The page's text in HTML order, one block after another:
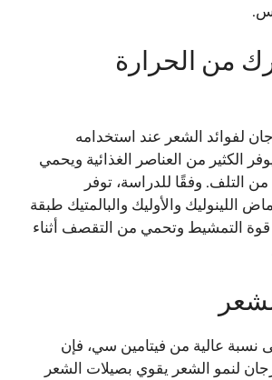
من الحرارة
لفوائد الشعر عند استخدامه
الكثير من العناصر الغذائية ويحمي
التلف. وفقًا للدراسة، توفر
اللينوليك والأوليك والبالمتيك طبقة
قوة التمشيط وتحمي من التقصف أثناء
نسبة عالية من فيتامين سي، فإن
لنمو الشعر يقوي بصيلات الشعر